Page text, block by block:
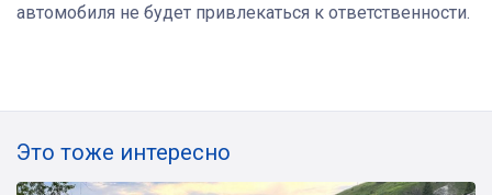
автомобиля не будет привлекаться к ответственности.
Это тоже интересно